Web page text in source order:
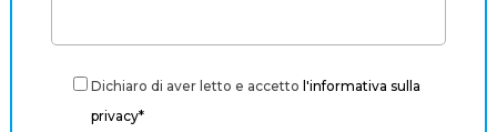
Dichiaro di aver letto e accetto l'informativa sulla
privacy*